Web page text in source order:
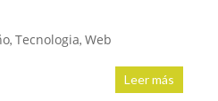
, Tecnologia, Web
Leer más